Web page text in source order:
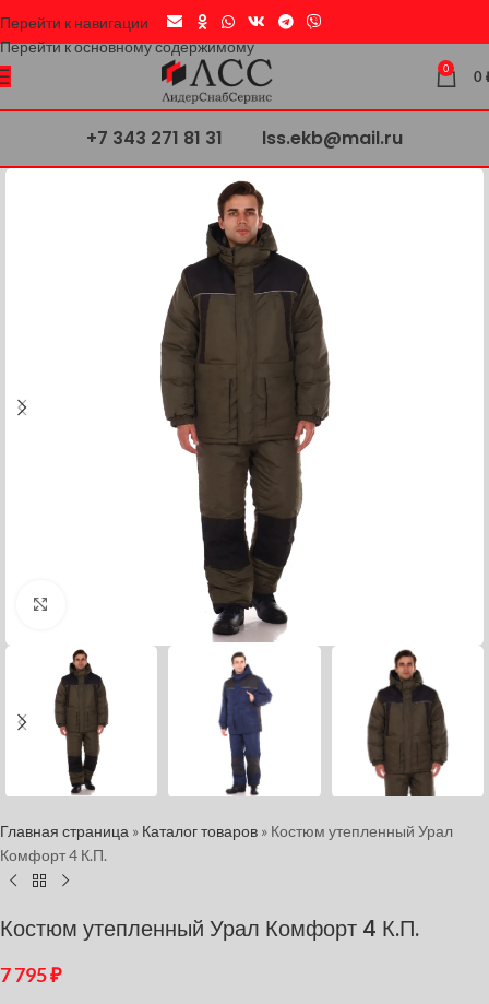
Перейти к навигации
Перейти к основному содержимому
0 0
+7 343 271 81 31 lss.ekb@mail.ru
Нажмите, чтобы увеличить
Главная страница » Каталог товаров » Костюм утепленный Урал
Комфорт 4 К.П.
Костюм утепленный Урал Комфорт 4 К.П.
7 795₽